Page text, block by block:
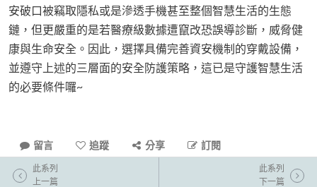
安破口被竊取隱私或是滲透手機甚至整個智慧生活的生態
鏈，但更嚴重的是若醫療級數據遭竄改恐誤導診斷，威脅健
康與生命安全。因此，選擇具備完善資安機制的穿戴設備，
並遵守上述的三層面的安全防護策略，這已是守護智慧生活
的必要條件囉~
留言 追蹤 分享 訂閱
此系列
上一篇
此系列
下一篇